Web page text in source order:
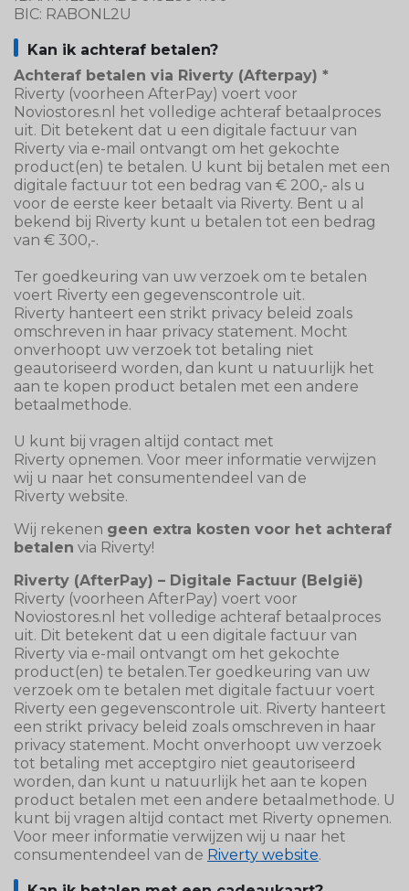
BIC: RABONL2U
Kan ik achteraf betalen?
Achteraf betalen via Riverty (Afterpay) *
Riverty (voorheen AfterPay) voert voor
Noviostores.nl het volledige achteraf betaalproces
uit. Dit betekent dat u een digitale factuur van
Riverty via e-mail ontvangt om het gekochte
product(en) te betalen. U kunt bij betalen met een
digitale factuur tot een bedrag van € 200,- als u
voor de eerste keer betaalt via Riverty. Bent u al
bekend bij Riverty kunt u betalen tot een bedrag
van € 300,-.
Ter goedkeuring van uw verzoek om te betalen
voert Riverty een gegevenscontrole uit.
Riverty hanteert een strikt privacy beleid zoals
omschreven in haar privacy statement. Mocht
onverhoopt uw verzoek tot betaling niet
geautoriseerd worden, dan kunt u natuurlijk het
aan te kopen product betalen met een andere
betaalmethode.
U kunt bij vragen altijd contact met
Riverty opnemen. Voor meer informatie verwijzen
wij u naar het consumentendeel van de
Riverty website.
Wij rekenen geen extra kosten voor het achteraf
betalen via Riverty!
Riverty (AfterPay) – Digitale Factuur (België)
Riverty (voorheen AfterPay) voert voor
Noviostores.nl het volledige achteraf betaalproces
uit. Dit betekent dat u een digitale factuur van
Riverty via e-mail ontvangt om het gekochte
product(en) te betalen.Ter goedkeuring van uw
verzoek om te betalen met digitale factuur voert
Riverty een gegevenscontrole uit. Riverty hanteert
een strikt privacy beleid zoals omschreven in haar
privacy statement. Mocht onverhoopt uw verzoek
tot betaling met acceptgiro niet geautoriseerd
worden, dan kunt u natuurlijk het aan te kopen
product betalen met een andere betaalmethode. U
kunt bij vragen altijd contact met Riverty opnemen.
Voor meer informatie verwijzen wij u naar het
consumentendeel van de Riverty website.